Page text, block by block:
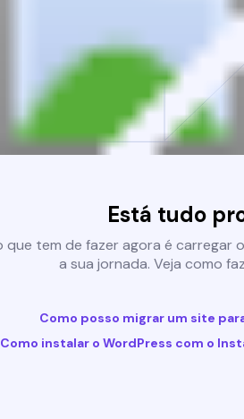
Está tudo
que tem de fazer agora é carregar
a sua jornada. Veja como
Como posso migrar um site
Como instalar o WordPress com o